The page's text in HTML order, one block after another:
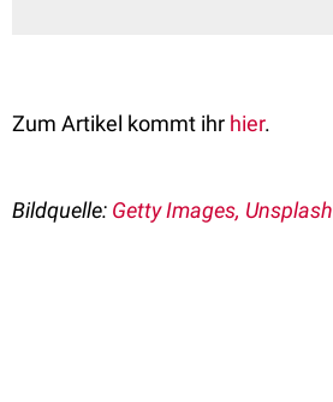
Zum Artikel kommt ihr hier.
Bildquelle: Getty Images, Unsplash